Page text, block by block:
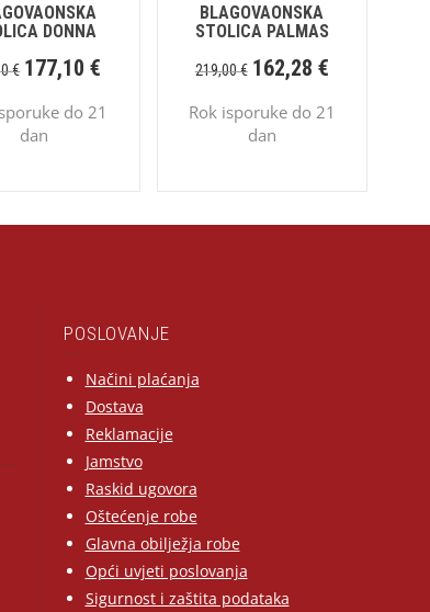
DONNA
€ 177,10€
do 21
dan
BLAGOVAONSKA
STOLICA PALMAS
219,00€ 162,28 €
Rok isporuke do 21
dan
POSLOVANJE
Načini plaćanja
Dostava
Reklamacije
Jamstvo
Raskid ugovora
Oštećenje robe
Glavna obilježja robe
Opći uvjeti poslovanja
Sigurnost i zaštita podataka